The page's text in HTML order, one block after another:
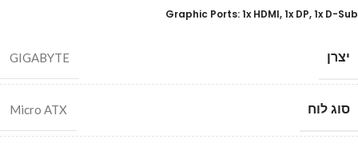
Graphic Ports: 1x HDMI, 1x DP, 1x D-Sub
יצרן GIGABYTE
סוג לוח Micro ATX